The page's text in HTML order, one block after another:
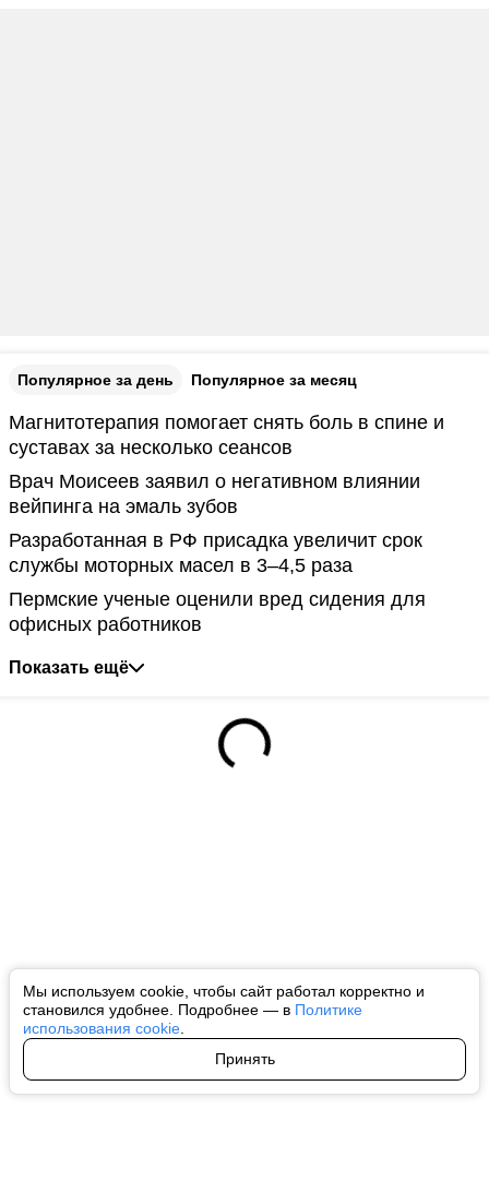
Мы используем cookie, чтобы сайт работал корректно и
становился удобнее. Подробнее — в Политике
использования cookie
Принять
Популярное за день Популярное за месяц
Магнитотерапия помогает снять боль в спине и
суставах за несколько сеансов
Врач Моисеев заявил о негативном влиянии
вейпинга на эмаль зубов
Разработанная в РФ присадка увеличит срок
службы моторных масел в 3–4,5 раза
Пермские ученые оценили вред сидения для
офисных работников
Показать ещё